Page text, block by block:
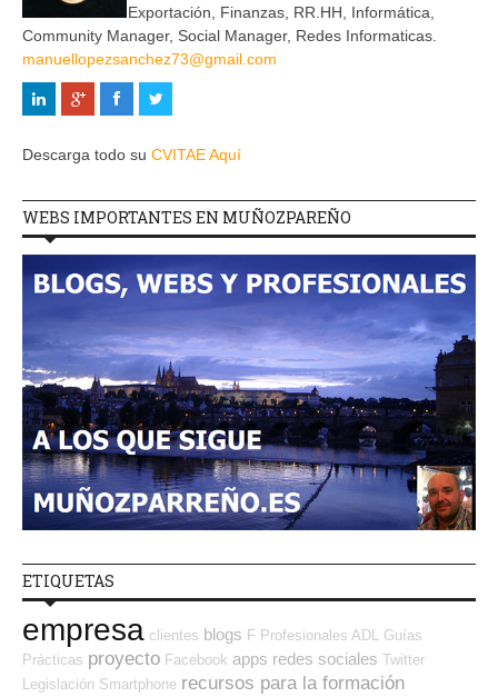
Exportación, Finanzas, RR.HH, Informática,
Community Manager, Social Manager, Redes Informaticas.
manuellopezsanchez73@gmail.com
Descarga todo su CVITAE Aquí
WEBS IMPORTANTES EN MUÑOZPAREÑO
ETIQUETAS
empresa clientes blogs F Profesionales ADL Guías
Prácticas proyecto Facebook apps redes sociales Twitter
Legislación Smartphone recursos para la formación